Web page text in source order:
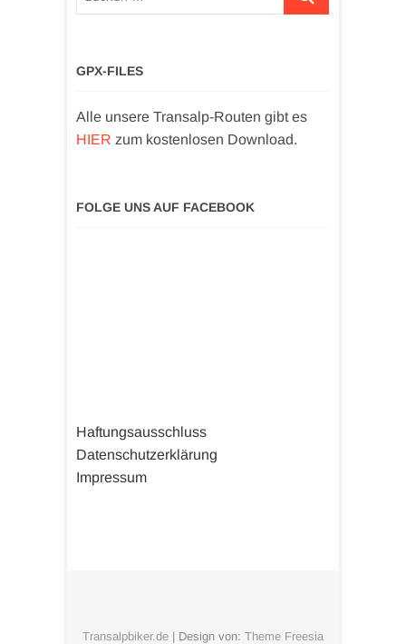
GPX-FILES
Alle unsere Transalp-Routen gibt es
HIER zum kostenlosen Download.
FOLGE UNS AUF FACEBOOK
Haftungsausschluss
Datenschutzerklärung
Impressum
Transalpbiker.de | Design von: Theme Freesia